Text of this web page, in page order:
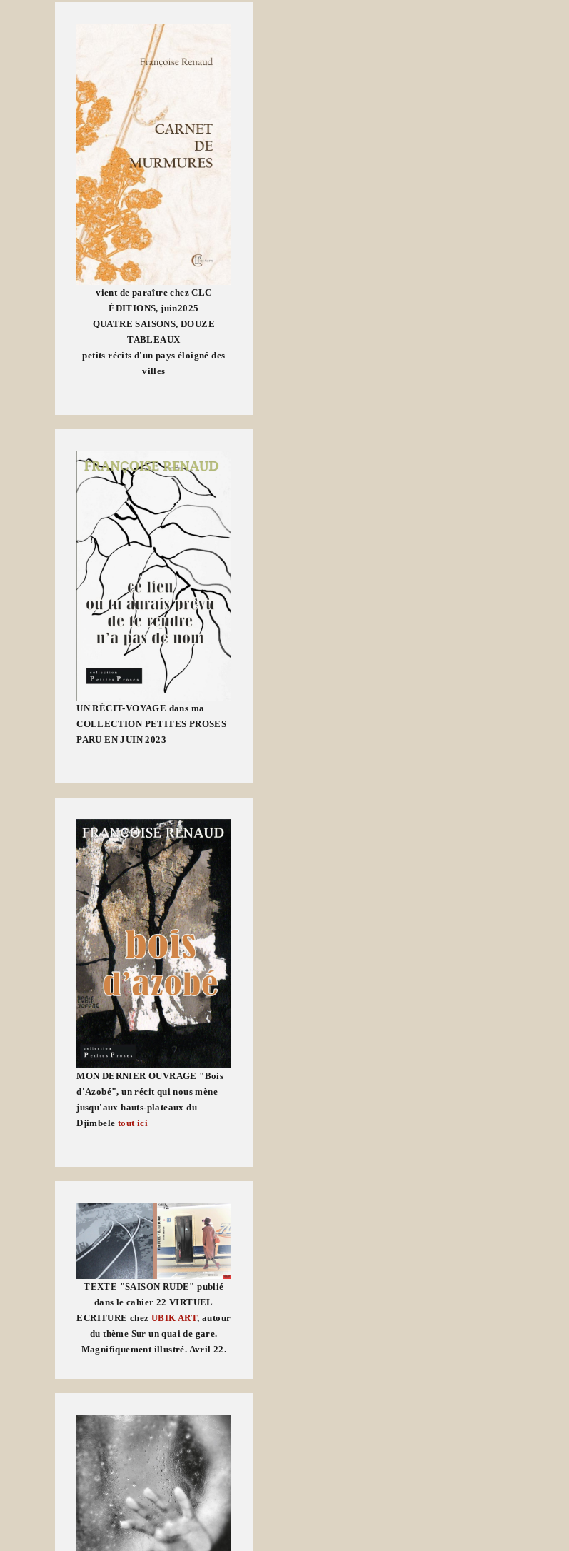
vient de paraître chez CLC
ÉDITIONS, juin2025
QUATRE SAISONS, DOUZE
TABLEAUX
petits récits d'un pays éloigné des
villes
UN RÉCIT-VOYAGE dans ma
COLLECTION PETITES PROSES
PARU EN JUIN 2023
MON DERNIER OUVRAGE "Bois
d'Azobé", un récit qui nous mène
jusqu'aux hauts-plateaux du
Djimbele tout ici
TEXTE "SAISON RUDE" publié
dans le cahier 22 VIRTUEL
ECRITURE chez UBIK ART, autour
du thème Sur un quai de gare.
Magnifiquement illustré. Avril 22.